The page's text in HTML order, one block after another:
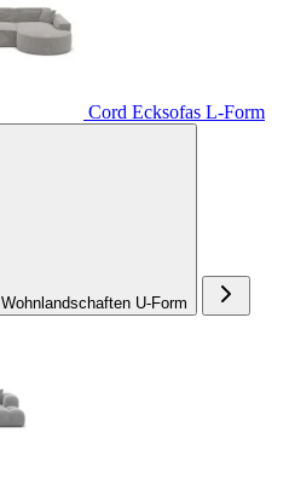
Cord Ecksofas L-Form
Wohnlandschaften U-Form